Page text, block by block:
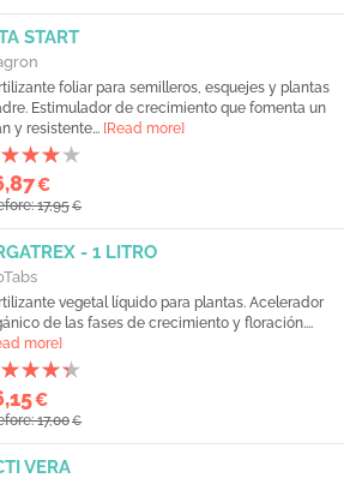
START
foliar para semilleros, esquejes y plantas
Estimulador de crecimiento que fomenta un
y resistente... [Read more]
€
17,95€
- 1 LITRO
vegetal líquido para plantas. Acelerador
de las fases de crecimiento y floración....
more]
€
17,00€
VERA